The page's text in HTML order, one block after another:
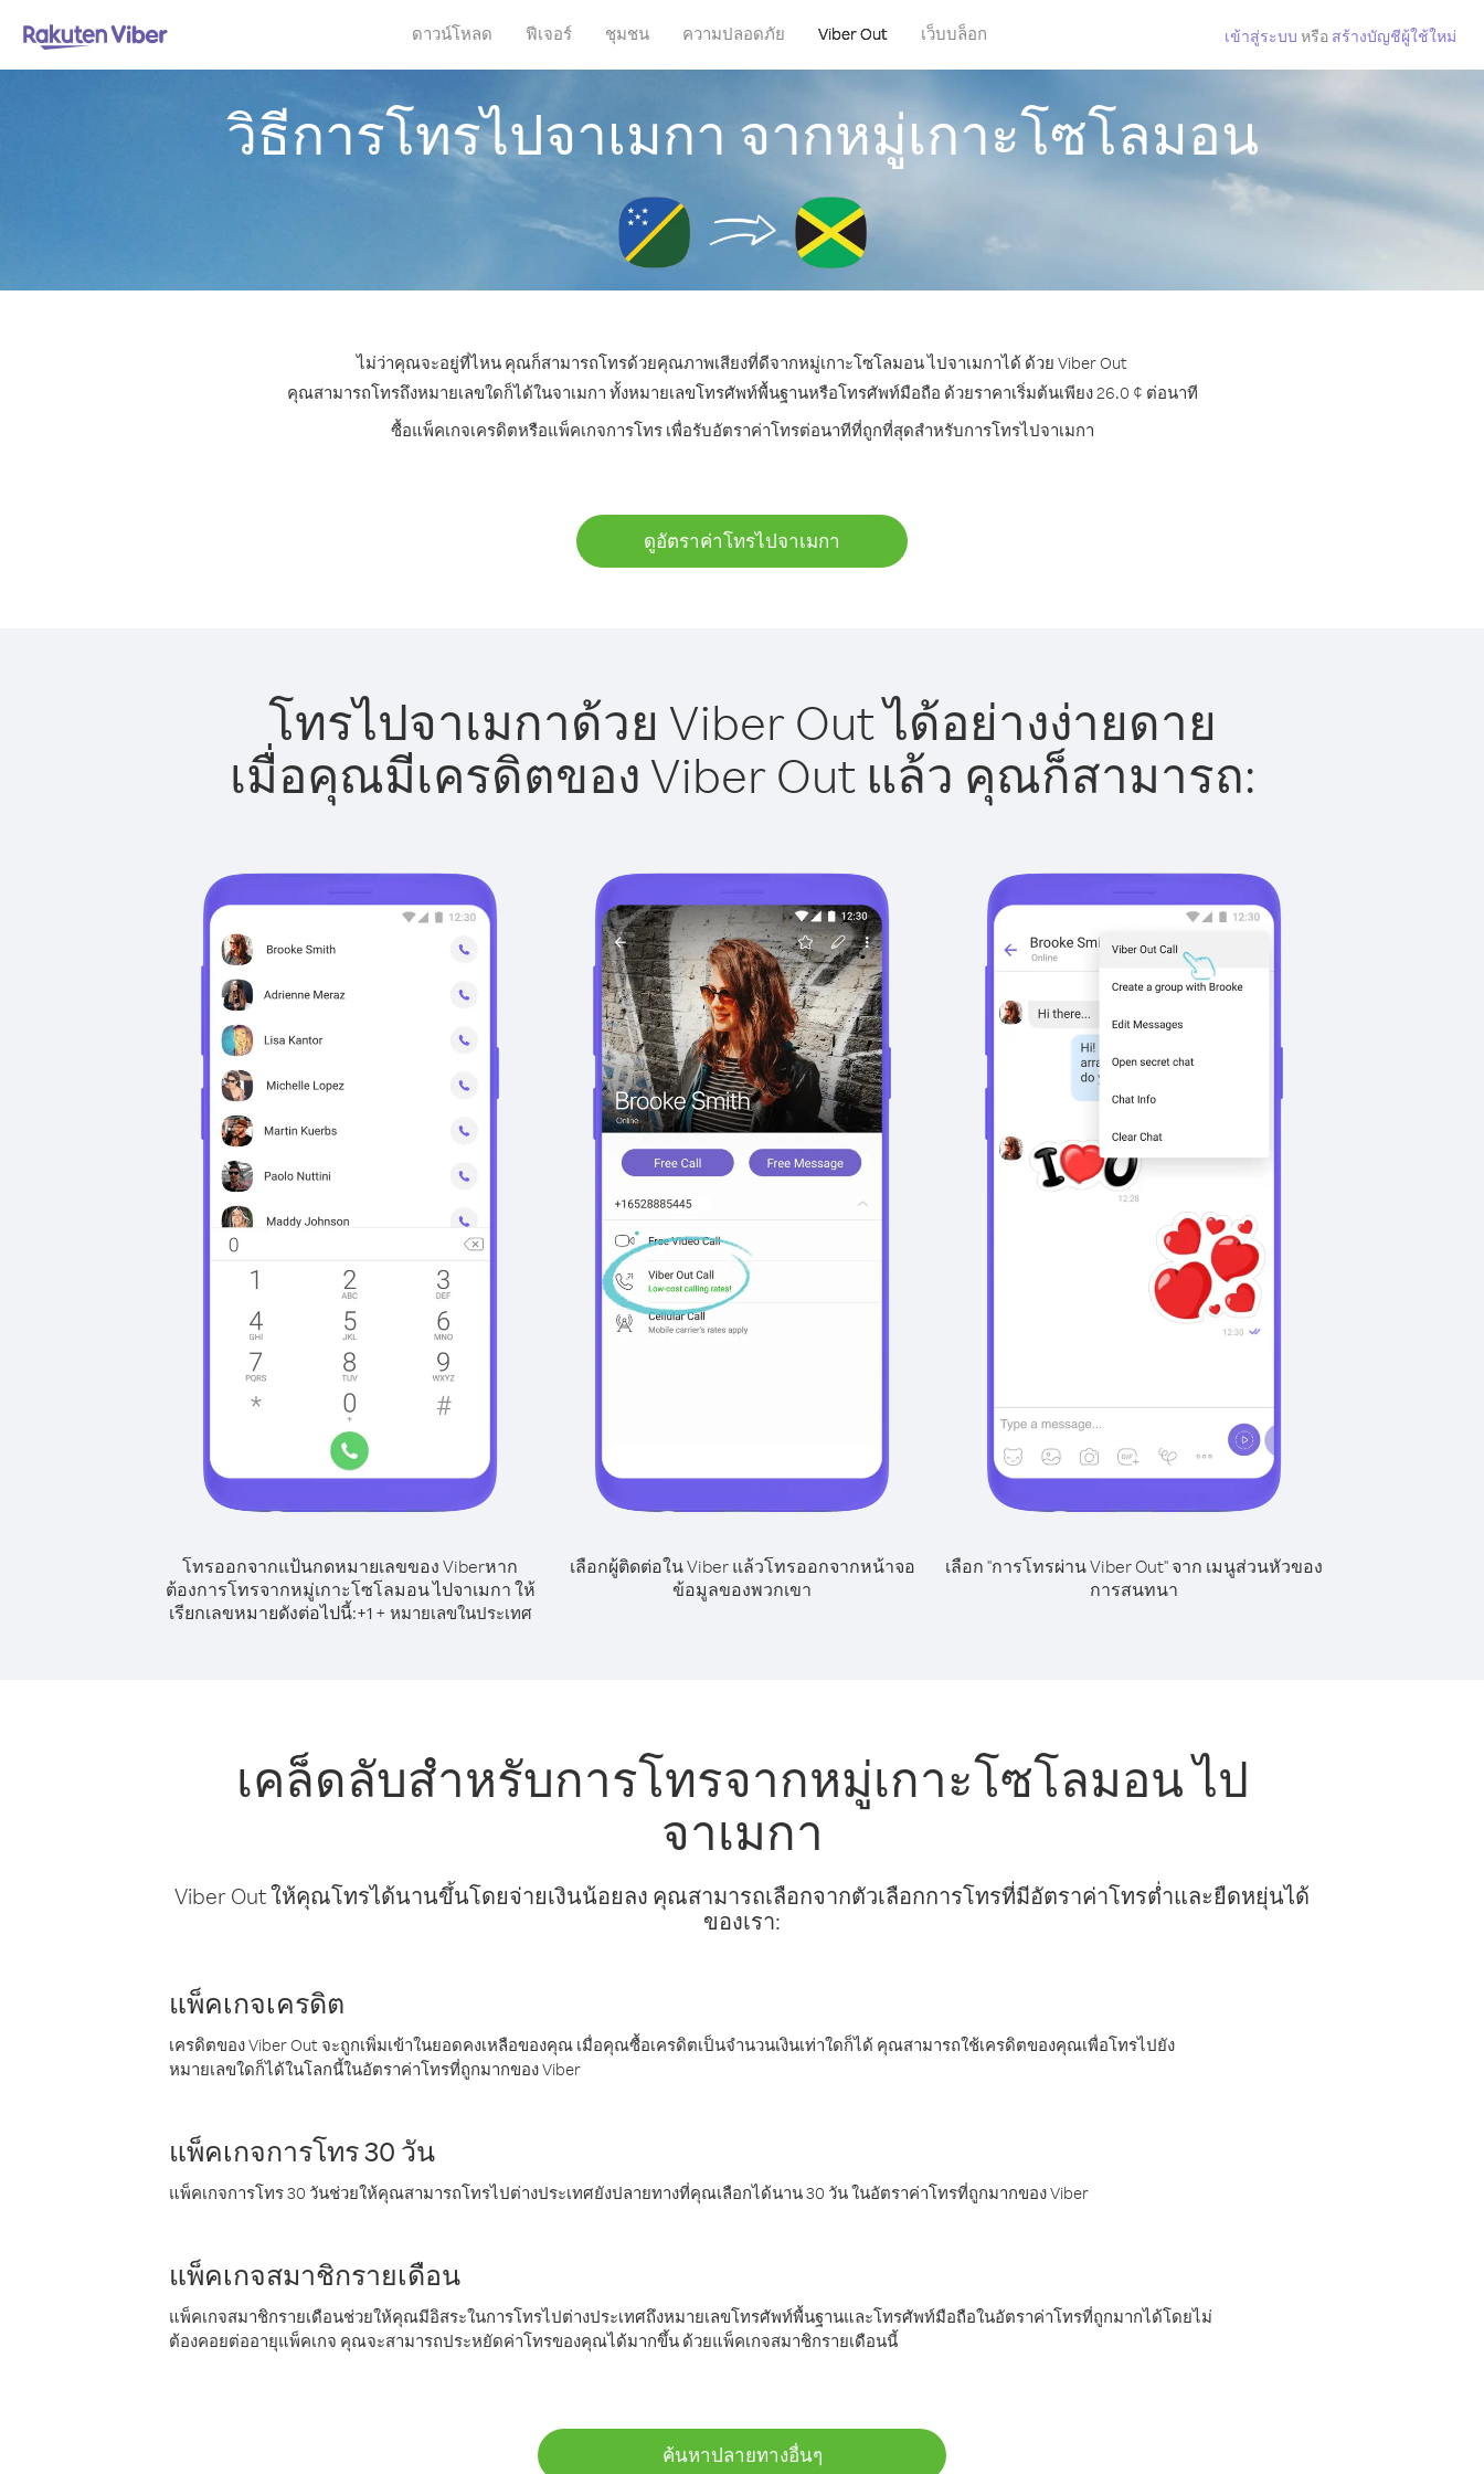
ดาวน์โหลด ฟีเจอร์ ชุมชน ความปลอดภัย Viber Out เว็บบล็อก เข้าสู่ระบบ หรือ สร้างบัญชีผู้ใช้ใหม่
วิธีการโทรไปจาเมกา จากหมู่เกาะโซโลมอน
ไม่ว่าคุณจะอยู่ที่ไหน คุณก็สามารถโทรด้วยคุณภาพเสียงที่ดีจากหมู่เกาะโซโลมอน ไปจาเมกาได้ ด้วย Viber Out
คุณสามารถโทรถึงหมายเลขใดก็ได้ในจาเมกา ทั้งหมายเลขโทรศัพท์พื้นฐานหรือโทรศัพท์มือถือ ด้วยราคาเริ่มต้นเพียง 26.0 ¢ ต่อนาที
ซื้อแพ็คเกจเครดิตหรือแพ็คเกจการโทร เพื่อรับอัตราค่าโทรต่อนาทีที่ถูกที่สุดสำหรับการโทรไปจาเมกา
ดูอัตราค่าโทรไปจาเมกา
โทรไปจาเมกาด้วย Viber Out ได้อย่างง่ายดาย
เมื่อคุณมีเครดิตของ Viber Out แล้ว คุณก็สามารถ:
โทรออกจากแป้นกดหมายเลขของ Viberหาก
ต้องการโทรจากหมู่เกาะโซโลมอน ไปจาเมกา ให้
เรียกเลขหมายดังต่อไปนี้:+1+ หมายเลขในประเทศ
เลือกผู้ติดต่อใน Viber แล้วโทรออกจากหน้าจอ
ข้อมูลของพวกเขา
เลือก "การโทรผ่าน Viber Out" จาก เมนูส่วนหัวของ
การสนทนา
เคล็ดลับสำหรับการโทรจากหมู่เกาะโซโลมอน ไป
จาเมกา
Viber Out ให้คุณโทรได้นานขึ้นโดยจ่ายเงินน้อยลง คุณสามารถเลือกจากตัวเลือกการโทรที่มีอัตราค่าโทรต่ำและยืดหยุ่นได้
ของเรา:
แพ็คเกจเครดิต
เครดิตของ Viber Out จะถูกเพิ่มเข้าในยอดคงเหลือของคุณ เมื่อคุณซื้อเครดิตเป็นจำนวนเงินเท่าใดก็ได้ คุณสามารถใช้เครดิตของคุณเพื่อโทรไปยัง
หมายเลขใดก็ได้ในโลกนี้ในอัตราค่าโทรที่ถูกมากของ Viber
แพ็คเกจการโทร 30 วัน
แพ็คเกจการโทร 30 วันช่วยให้คุณสามารถโทรไปต่างประเทศยังปลายทางที่คุณเลือกได้นาน 30 วัน ในอัตราค่าโทรที่ถูกมากของ Viber
แพ็คเกจสมาชิกรายเดือน
แพ็คเกจสมาชิกรายเดือนช่วยให้คุณมีอิสระในการโทรไปต่างประเทศถึงหมายเลขโทรศัพท์พื้นฐานและโทรศัพท์มือถือในอัตราค่าโทรที่ถูกมากได้โดยไม่
ต้องคอยต่ออายุแพ็คเกจ คุณจะสามารถประหยัดค่าโทรของคุณได้มากขึ้น ด้วยแพ็คเกจสมาชิกรายเดือนนี้
ค้นหาปลายทางอื่นๆ